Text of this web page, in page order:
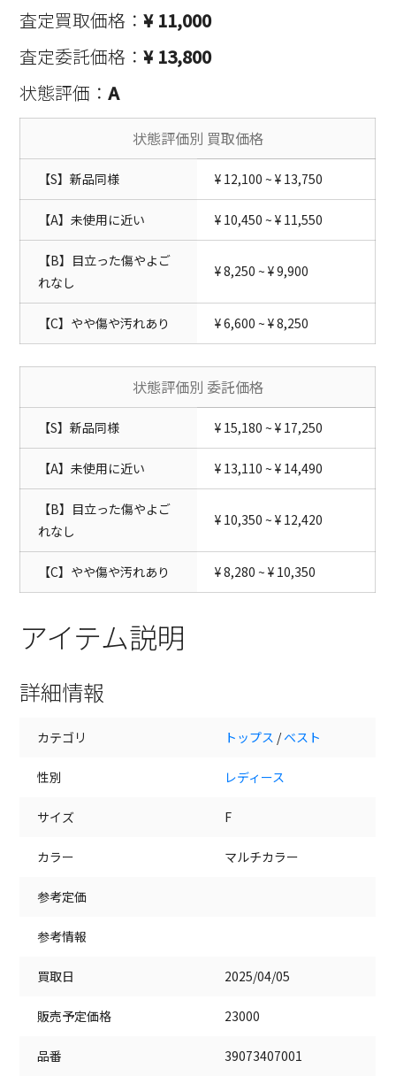
査定買取価格：¥ 11,000
査定委託価格：¥ 13,800
状態評価：A
状態評価別 買取価格
【S】新品同様 ¥ 12,100 ~ ¥ 13,750
【A】未使用に近い ¥ 10,450 ~ ¥ 11,550
【B】目立った傷やよご
れなし
¥ 8,250 ~ ¥ 9,900
【C】やや傷や汚れあり ¥ 6,600 ~ ¥ 8,250
状態評価別 委託価格
【S】新品同様 ¥ 15,180 ~ ¥ 17,250
【A】未使用に近い ¥ 13,110 ~ ¥ 14,490
【B】目立った傷やよご
れなし
¥ 10,350 ~ ¥ 12,420
【C】やや傷や汚れあり ¥ 8,280 ~ ¥ 10,350
アイテム説明
詳細情報
カテゴリ トップス /ベスト
性別 レディース
サイズ F
カラー マルチカラー
参考定価
参考情報
買取日 2025/04/05
販売予定価格 23000
品番 39073407001